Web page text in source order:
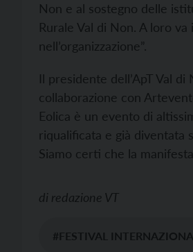
Non e al sostegno delle
Rurale Val di Non. A loro
nell’organizzazione”.
Il presidente dell’ApT Val di
collaborazione con
Eolica è un evento di
riqualificata e già diventata
Siamo certi che la
di redazione VT
#FESTIVAL